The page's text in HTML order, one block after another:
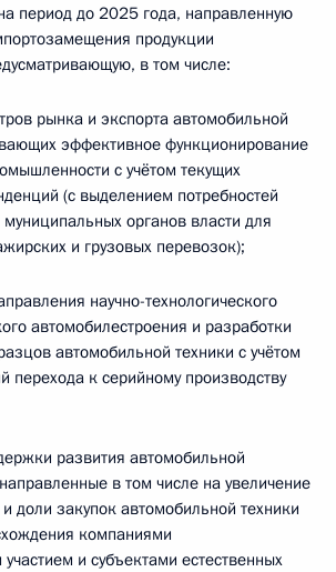
период до 2025 года, направленную
продукции
в том числе:
рынка и экспорта автомобильной
эффективное функционирование
с учётом текущих
(с выделением потребностей
муниципальных органов власти для
и грузовых перевозок);
научно-технологического
автомобилестроения и разработки
автомобильной техники с учётом
перехода к серийному производству
развития автомобильной
в том числе на увеличение
доли закупок автомобильной техники
компаниями
и субъектами естественных